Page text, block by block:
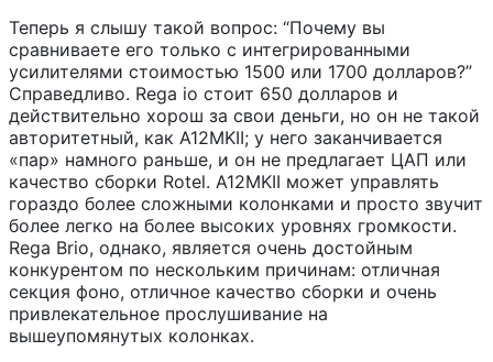
Теперь я слышу такой вопрос: “Почему вы
сравниваете его только с интегрированными
усилителями стоимостью 1500 или 1700 долларов?”
Справедливо. Rega io стоит 650 долларов и
действительно хорош за свои деньги, но он не такой
авторитетный, как A12MKII; у него заканчивается
«пар» намного раньше, и он не предлагает ЦАП или
качество сборки Rotel. A12MKII может управлять
гораздо более сложными колонками и просто звучит
более легко на более высоких уровнях громкости.
Rega Brio, однако, является очень достойным
конкурентом по нескольким причинам: отличная
секция фоно, отличное качество сборки и очень
привлекательное прослушивание на
вышеупомянутых колонках.